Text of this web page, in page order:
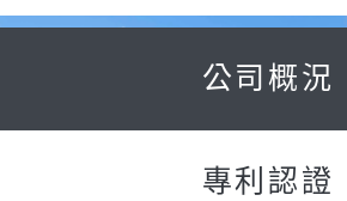
公司概況
專利認證